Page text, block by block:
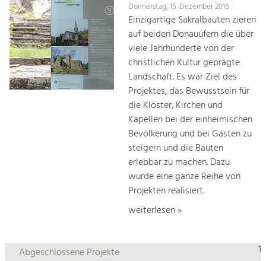
Donnerstag, 15. Dezember 2016
Einzigartige Sakralbauten zieren
auf beiden Donauufern die über
viele Jahrhunderte von der
christlichen Kultur geprägte
Landschaft. Es war Ziel des
Projektes, das Bewusstsein für
die Klöster, Kirchen und
Kapellen bei der einheimischen
Bevölkerung und bei Gästen zu
steigern und die Bauten
erlebbar zu machen. Dazu
wurde eine ganze Reihe von
Projekten realisiert.
weiterlesen »
1
Abgeschlossene Projekte